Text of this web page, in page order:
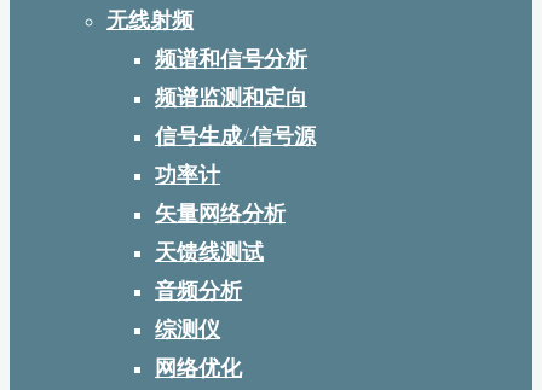
无线射频
频谱和信号分析
频谱监测和定向
信号生成/信号源
功率计
矢量网络分析
天馈线测试
音频分析
综测仪
网络优化